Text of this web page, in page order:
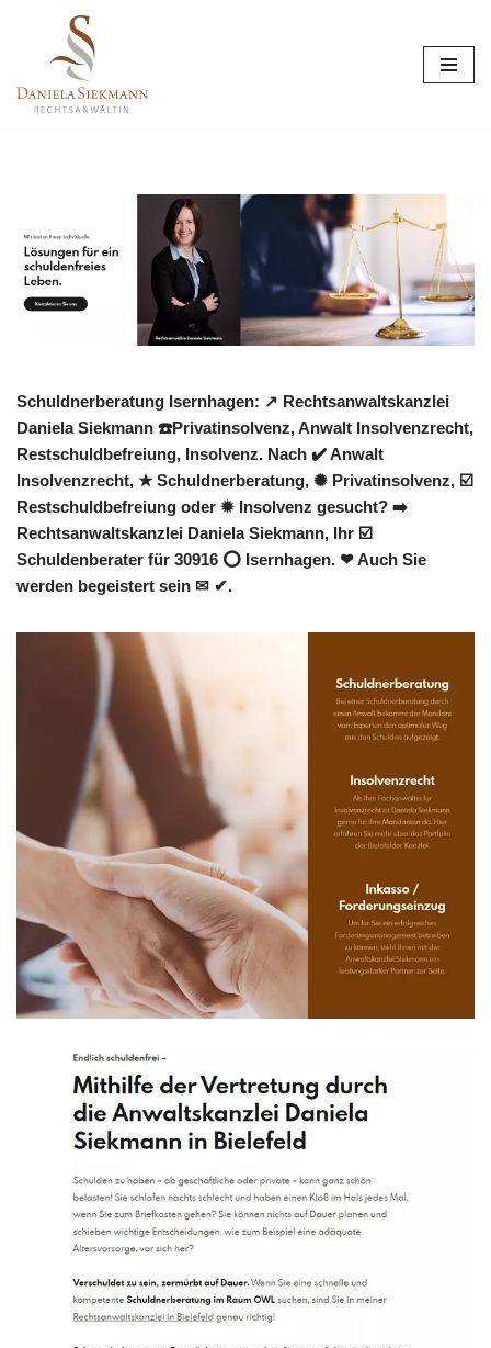
Inhalt
springen
Schuldnerberatung Isernhagen: ↗️ Rechtsanwaltskanzlei
Daniela Siekmann ☎️Privatinsolvenz, Anwalt Insolvenzrecht,
Restschuldbefreiung, Insolvenz. Nach ✔️ Anwalt
Insolvenzrecht, ★ Schuldnerberatung, ✺ Privatinsolvenz, ☑️
Restschuldbefreiung oder ✹ Insolvenz gesucht? ➡️
Rechtsanwaltskanzlei Daniela Siekmann, Ihr ☑️
Schuldenberater für 30916 ⭕ Isernhagen. ❤ Auch Sie
werden begeistert sein ✉ ✔.